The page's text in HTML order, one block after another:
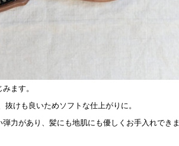
ます。
けも良いためソフトな仕上がりに。
力があり、髪にも地肌にも優しくお手入れできま